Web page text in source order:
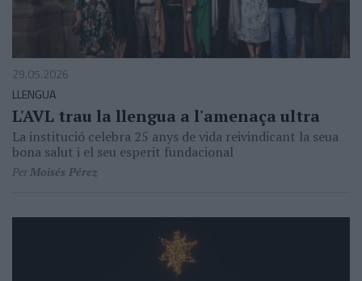
29.05.2026
LLENGUA
L'AVL trau la llengua a l'amenaça ultra
La institució celebra 25 anys de vida reivindicant la seua
bona salut i el seu esperit fundacional
PerMoisés Pérez